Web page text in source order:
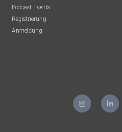
Podcast-Events
Registrierung
Anmeldung